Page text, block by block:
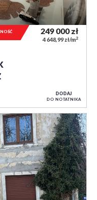
249 000zł
4 648,99 zł/m2
DODAJ
DO NOTATNIKA